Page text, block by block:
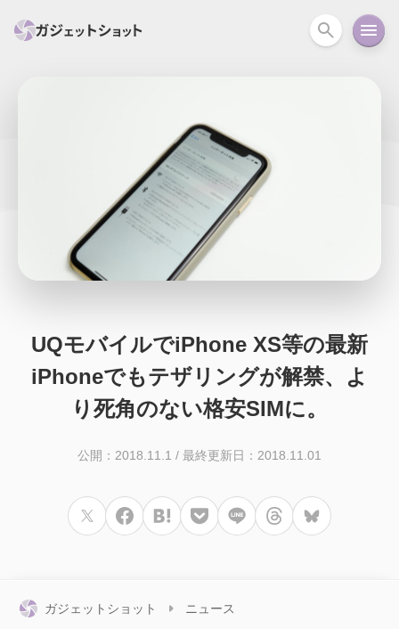
PC関連
スマートホーム アクションカメラ
iPhone Mac
オーディオ
UQモバイルでiPhone XS等の最新
iPhoneでもテザリングが解禁、よ
り死角のない格安SIMに。
公開：2018.11.1 / 最終更新日：2018.11.01
ガジェットショット ニュース